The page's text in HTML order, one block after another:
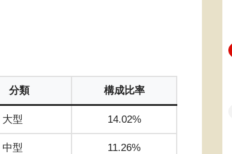
分類 構成比率
型 14.02%
中型 11.26%